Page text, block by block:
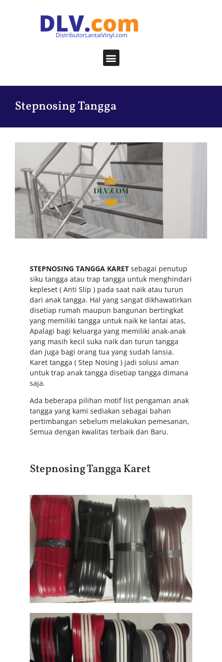
Stepnosing Tangga
STEPNOSING TANGGA KARET sebagai penutup
siku tangga atau trap tangga untuk menghindari
kepleset ( Anti Slip ) pada saat naik atau turun
dari anak tangga. Hal yang sangat dikhawatirkan
disetiap rumah maupun bangunan bertingkat
yang memiliki tangga untuk naik ke lantai atas,
Apalagi bagi keluarga yang memiliki anak-anak
yang masih kecil suka naik dan turun tangga
dan juga bagi orang tua yang sudah lansia.
Karet tangga ( Step Nosing ) jadi solusi aman
untuk trap anak tangga disetiap tangga dimana
saja.
Ada beberapa pilihan motif list pengaman anak
tangga yang kami sediakan sebagai bahan
pertimbangan sebelum melakukan pemesanan,
Semua dengan kwalitas terbaik dan Baru.
Stepnosing Tangga Karet